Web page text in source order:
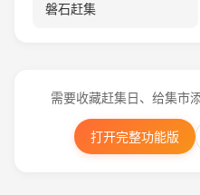
磐石赶集
需要收藏赶集日、给集市
打开完整功能版